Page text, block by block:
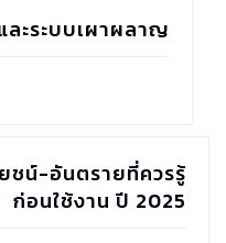
ละระบบเผาผลาญ
ยชน์-อันตรายที่ควรรู้
ก่อนใช้งาน ปี 2025